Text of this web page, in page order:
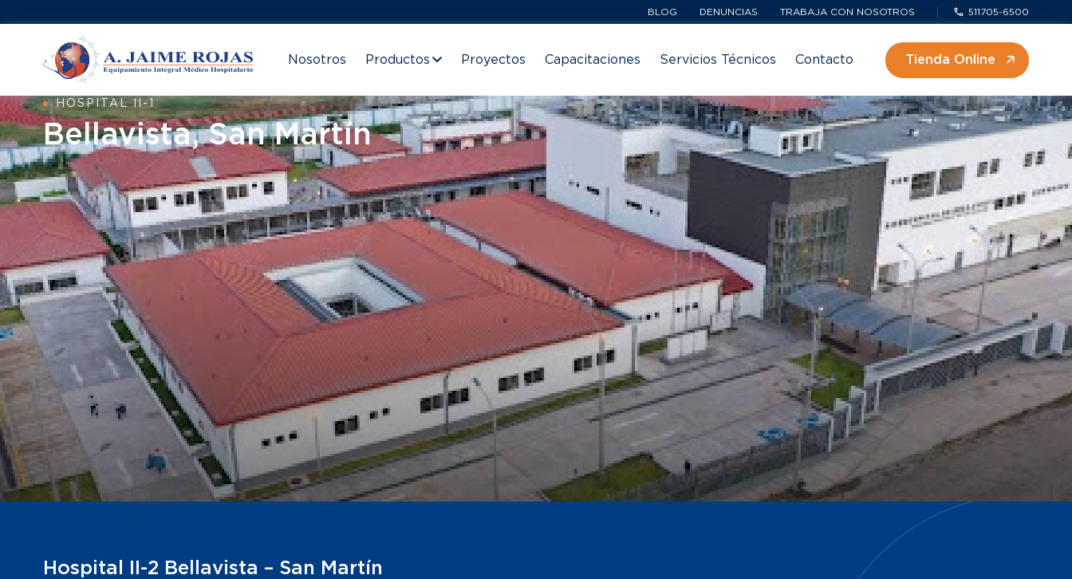
BLOG DENUNCIAS TRABAJA CON NOSOTROS 511705-6500
Nosotros Productos Proyectos Capacitaciones Servicios Técnicos Contacto Tienda Online
HOSPITAL II-1
Bellavista, San Martín
Hospital II-2 Bellavista – San Martín